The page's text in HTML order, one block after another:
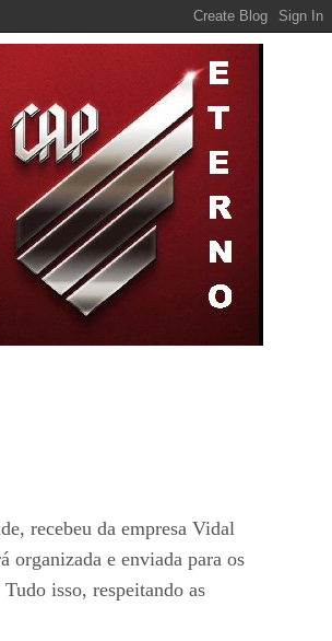
recebeu da empresa Vidal
organizada e enviada para os
isso, respeitando as